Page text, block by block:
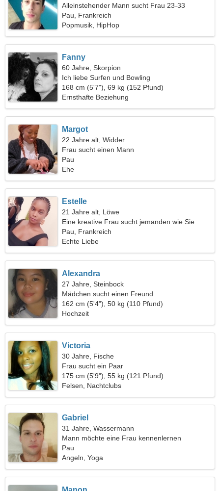
Alleinstehender Mann sucht Frau 23-33
Pau, Frankreich
Popmusik, HipHop
Fanny
60 Jahre, Skorpion
Ich liebe Surfen und Bowling
168 cm (5'7"), 69 kg (152 Pfund)
Ernsthafte Beziehung
Margot
22 Jahre alt, Widder
Frau sucht einen Mann
Pau
Ehe
Estelle
21 Jahre alt, Löwe
Eine kreative Frau sucht jemanden wie Sie
Pau, Frankreich
Echte Liebe
Alexandra
27 Jahre, Steinbock
Mädchen sucht einen Freund
162 cm (5'4"), 50 kg (110 Pfund)
Hochzeit
Victoria
30 Jahre, Fische
Frau sucht ein Paar
175 cm (5'9"), 55 kg (121 Pfund)
Felsen, Nachtclubs
Gabriel
31 Jahre, Wassermann
Mann möchte eine Frau kennenlernen
Pau
Angeln, Yoga